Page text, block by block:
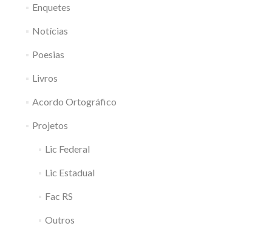
Enquetes
Notícias
Poesias
Livros
Acordo Ortográfico
Projetos
Lic Federal
Lic Estadual
Fac RS
Outros